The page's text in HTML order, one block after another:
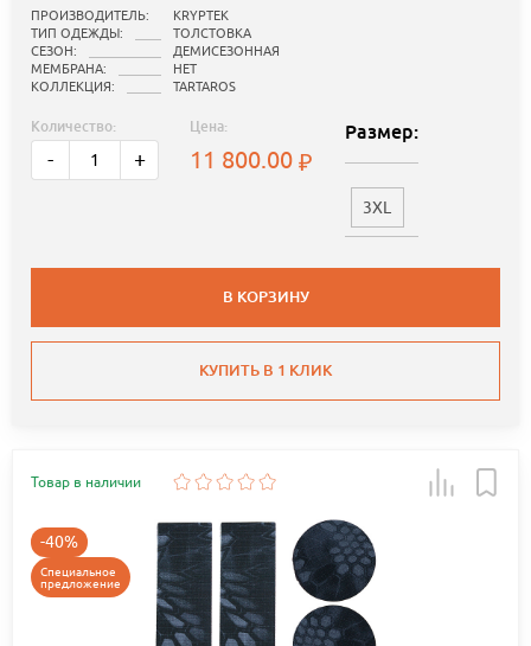
ПРОИЗВОДИТЕЛЬ:
KRYPTEK
ТИП ОДЕЖДЫ:
ТОЛСТОВКА
СЕЗОН:
ДЕМИСЕЗОННАЯ
МЕМБРАНА:
НЕТ
КОЛЛЕКЦИЯ:
TARTAROS
Количество:
- +
Цена:
11 800.00
Размер:
3XL
В КОРЗИНУ
КУПИТЬ В 1 КЛИК
Товар в наличии
-40%
Специальное
предложение